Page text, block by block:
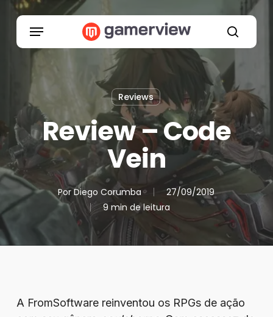
content
search
Menu
Reviews
Review – Code
Vein
Por Diego Corumba
27/09/2019
9 min de leitura
A FromSoftware reinventou os RPGs de ação